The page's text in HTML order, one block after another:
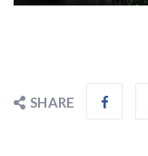
SHARE